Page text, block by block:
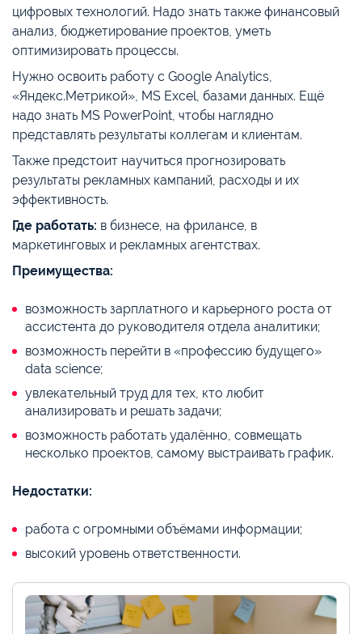
цифровых технологий. Надо знать также финансовый
анализ, бюджетирование проектов, уметь
оптимизировать процессы.
Нужно освоить работу с Google Analytics,
«Яндекс.Метрикой», MS Excel, базами данных. Ещё
надо знать MS PowerPoint, чтобы наглядно
представлять результаты коллегам и клиентам.
Также предстоит научиться прогнозировать
результаты рекламных кампаний, расходы и их
эффективность.
Где работать: в бизнесе, на фрилансе, в
маркетинговых и рекламных агентствах.
Преимущества:
возможность зарплатного и карьерного роста от
ассистента до руководителя отдела аналитики;
возможность перейти в «профессию будущего»
data science;
увлекательный труд для тех, кто любит
анализировать и решать задачи;
возможность работать удалённо, совмещать
несколько проектов, самому выстраивать график.
Недостатки:
работа с огромными объёмами информации;
высокий уровень ответственности.